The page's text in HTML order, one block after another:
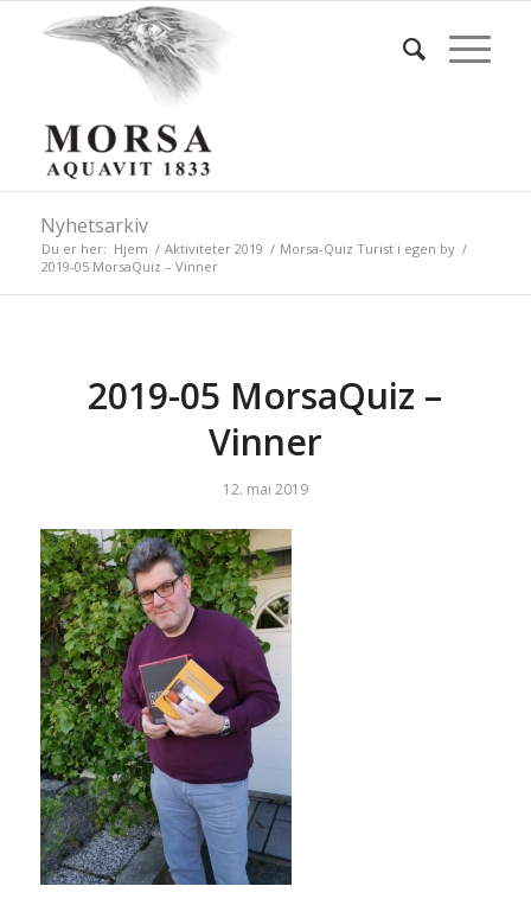
Nyhetsarkiv
Du er her: Hjem / Aktiviteter 2019 / Morsa-Quiz Turist i egen by /
2019-05 MorsaQuiz – Vinner
2019-05 MorsaQuiz –
Vinner
12. mai 2019